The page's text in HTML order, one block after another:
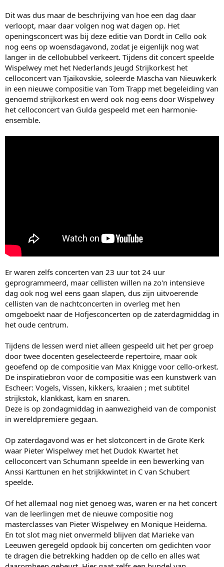
Dit was dus maar de beschrijving van hoe een dag daar
verloopt, maar daar volgen nog wat dagen op. Het
openingsconcert was bij deze editie van Dordt in Cello ook
nog eens op woensdagavond, zodat je eigenlijk nog wat
langer in de cellobubbel verkeert. Tijdens dit concert speelde
Wispelwey met het Nederlands Jeugd Strijkorkest het
celloconcert van Tjaikovskie, soleerde Mascha van Nieuwkerk
in een nieuwe compositie van Tom Trapp met begeleiding van
genoemd strijkorkest en werd ook nog eens door Wispelwey
het celloconcert van Gulda gespeeld met een harmonie-
ensemble.
Er waren zelfs concerten van 23 uur tot 24 uur
geprogrammeerd, maar cellisten willen na zo'n intensieve
dag ook nog wel eens gaan slapen, dus zijn uitvoerende
cellisten van de nachtconcerten in overleg met hen
omgeboekt naar de Hofjesconcerten op de zaterdagmiddag in
het oude centrum.
Tijdens de lessen werd niet alleen gespeeld uit het per groep
door twee docenten geselecteerde repertoire, maar ook
geoefend op de compositie van Max Knigge voor cello-orkest.
De inspiratiebron voor de compositie was een kunstwerk van
Escheer: Vogels, Vissen, kikkers, kraaien ; met subtitel
strijkstok, klankkast, kam en snaren.
Deze is op zondagmiddag in aanwezigheid van de componist
in wereldpremiere gegaan.
Op zaterdagavond was er het slotconcert in de Grote Kerk
waar Pieter Wispelwey met het Dudok Kwartet het
celloconcert van Schumann speelde in een bewerking van
Anssi Karttunen en het strijkkwintet in C van Schubert
speelde.
Of het allemaal nog niet genoeg was, waren er na het concert
van de leerlingen met de nieuwe compositie nog
masterclasses van Pieter Wispelwey en Monique Heidema.
En tot slot mag niet onvermeld blijven dat Marieke van
Leeuwen geregeld opdook bij concerten om gedichten voor
te dragen die betrekking hadden op de cello en alles wat